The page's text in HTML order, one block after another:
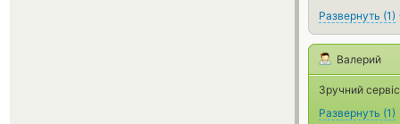
Развернуть (1)
Валерий
Зручний
Развернуть (1)